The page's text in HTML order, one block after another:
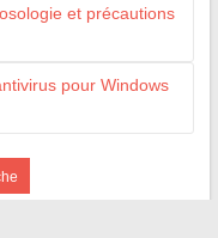
et précautions
pour Windows